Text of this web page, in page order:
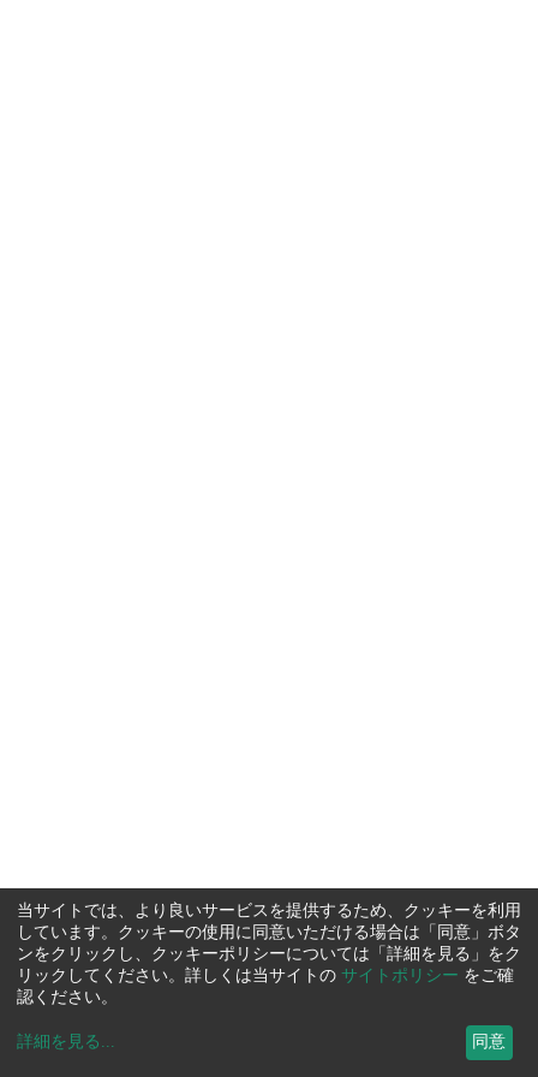
当サイトでは、より良いサービスを提供するため、クッキーを利用
しています。クッキーの使用に同意いただける場合は「同意」ボタ
ンをクリックし、クッキーポリシーについては「詳細を見る」をク
リックしてください。詳しくは当サイトの サイトポリシー をご確
認ください。
詳細を見る ... 同意